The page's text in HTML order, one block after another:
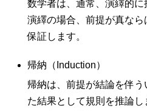
数学者は、通常、演繹的に
演繹の場合、前提が真な
保証します。
帰納（Induction）
帰納は、前提が結論を伴
た結果として規則を推論し